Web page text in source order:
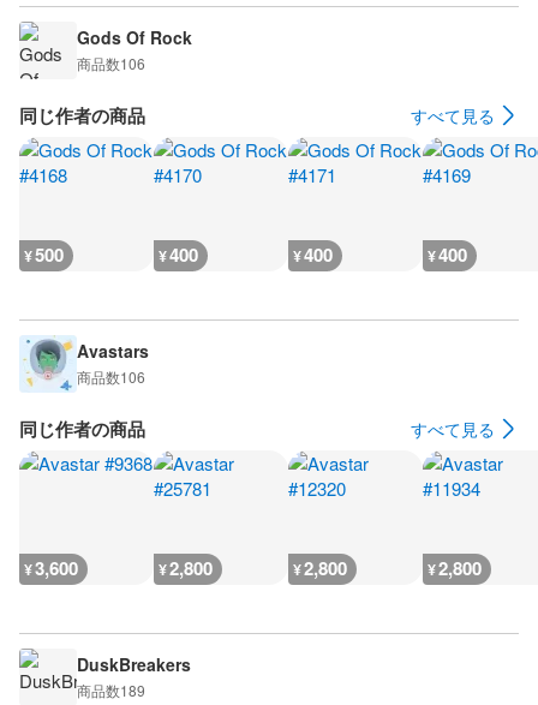
Gods Of Rock
商品数106
同じ作者の商品 すべて見る
¥500 ¥400 ¥400 ¥400
Avastars
商品数106
同じ作者の商品 すべて見る
¥3,600 ¥2,800 ¥2,800 ¥2,800
DuskBreakers
商品数189